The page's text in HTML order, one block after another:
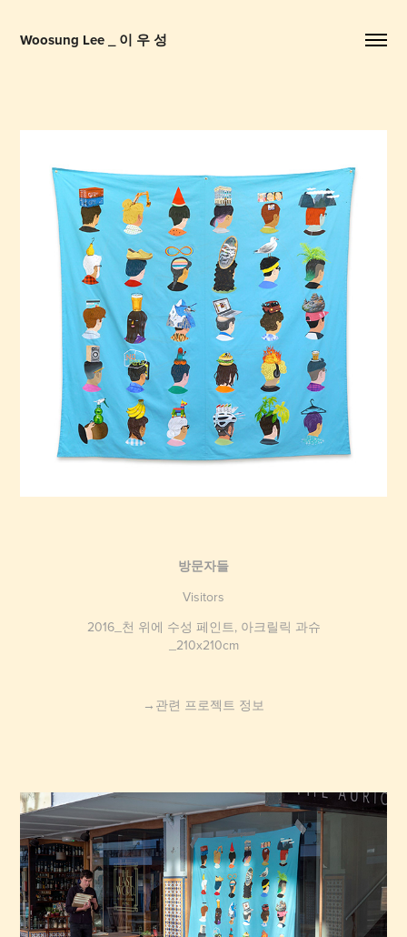
Woosung Lee _ 이 우 성
방문자들
Visitors
2016_천 위에 수성 페인트, 아크릴릭 과슈
_210x210cm
→관련 프로젝트 정보